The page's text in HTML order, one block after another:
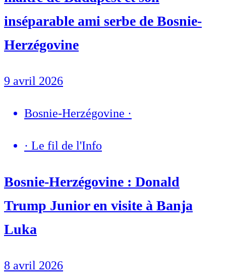
inséparable ami serbe de Bosnie-
Herzégovine
9 avril 2026
Bosnie-Herzégovine ·
· Le fil de l'Info
Bosnie-Herzégovine : Donald
Trump Junior en visite à Banja
Luka
8 avril 2026